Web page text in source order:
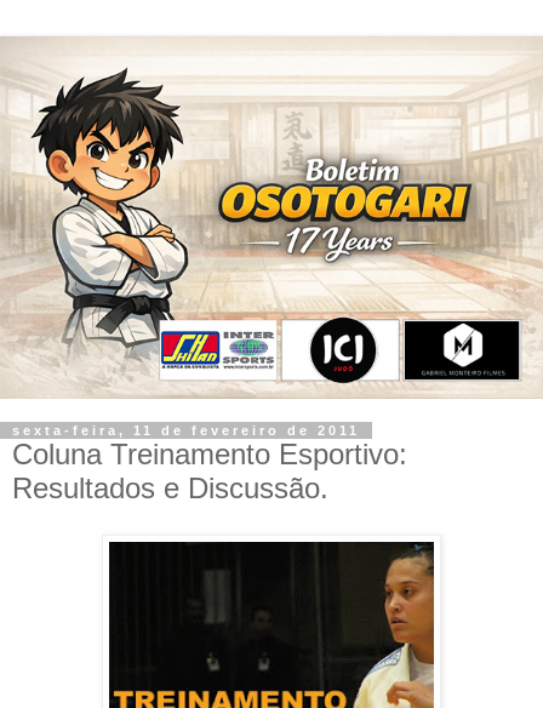
sexta-feira, 11 de fevereiro de 2011
Coluna Treinamento Esportivo:
Resultados e Discussão.